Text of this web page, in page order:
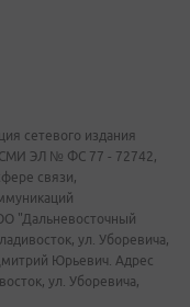
сетевого издания
СМИ ЭЛ № ФС 77 - 72742,
связи,
"Дальневосточный
ул. Уборевича,
Юрьевич. Адрес
ул. Уборевича,